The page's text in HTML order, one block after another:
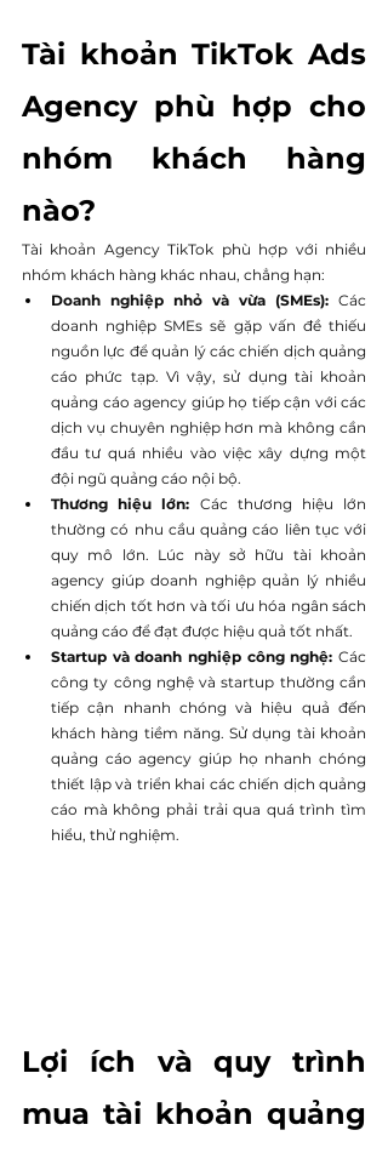
Tài khoản TikTok Ads
Agency phù hợp cho
nhóm khách hàng
nào?
Tài khoản Agency TikTok phù hợp với nhiều
nhóm khách hàng khác nhau, chẳng hạn:
Doanh nghiệp nhỏ và vừa (SMEs): Các
doanh nghiệp SMEs sẽ gặp vấn đề thiếu
nguồn lực để quản lý các chiến dịch quảng
cáo phức tạp. Vì vậy, sử dụng tài khoản
quảng cáo agency giúp họ tiếp cận với các
dịch vụ chuyên nghiệp hơn mà không cần
đầu tư quá nhiều vào việc xây dựng một
đội ngũ quảng cáo nội bộ.
Thương hiệu lớn: Các thương hiệu lớn
thường có nhu cầu quảng cáo liên tục với
quy mô lớn. Lúc này sở hữu tài khoản
agency giúp doanh nghiệp quản lý nhiều
chiến dịch tốt hơn và tối ưu hóa ngân sách
quảng cáo để đạt được hiệu quả tốt nhất.
Startup và doanh nghiệp công nghệ: Các
công ty công nghệ và startup thường cần
tiếp cận nhanh chóng và hiệu quả đến
khách hàng tiềm năng. Sử dụng tài khoản
quảng cáo agency giúp họ nhanh chóng
thiết lập và triển khai các chiến dịch quảng
cáo mà không phải trải qua quá trình tìm
hiểu, thử nghiệm.
Lợi ích và quy trình
mua tài khoản quảng